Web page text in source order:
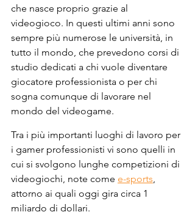
che nasce proprio grazie al
videogioco. In questi ultimi anni sono
sempre più numerose le università, in
tutto il mondo, che prevedono corsi di
studio dedicati a chi vuole diventare
giocatore professionista o per chi
sogna comunque di lavorare nel
mondo del videogame.
Tra i più importanti luoghi di lavoro per
i gamer professionisti vi sono quelli in
cui si svolgono lunghe competizioni di
videogiochi, note come e-sports
attorno ai quali oggi gira circa 1
miliardo di dollari.